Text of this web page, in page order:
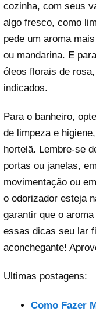
cozinha, com seus
algo fresco, como
pede um aroma
ou mandarina. E
óleos florais de
indicados.
Para o banheiro,
de limpeza e
hortelã. Lembre-se
portas ou janelas,
movimentação ou
o odorizador esteja
garantir que o
essas dicas seu lar
aconchegante!
Ultimas postagens:
Como Fazer